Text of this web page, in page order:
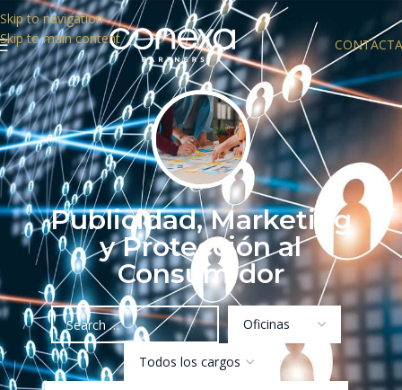
Skip to navigation
Skip to main content
Publicidad, Marketing
y Protección al
Consumidor